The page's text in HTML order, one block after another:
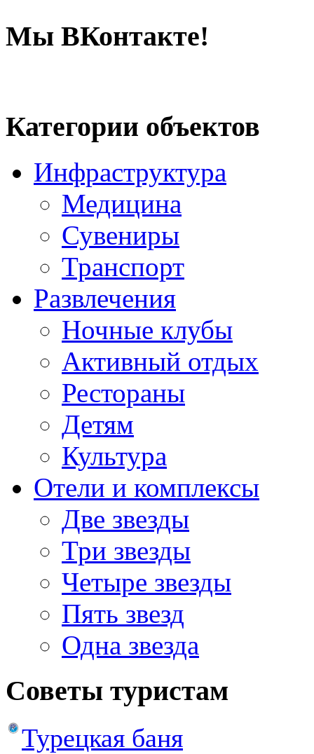
Мы ВКонтакте!
Категории объектов
Инфраструктура
Медицина
Сувениры
Транспорт
Развлечения
Ночные клубы
Активный отдых
Рестораны
Детям
Культура
Отели и комплексы
Две звезды
Три звезды
Четыре звезды
Пять звезд
Одна звезда
Советы туристам
Турецкая баня